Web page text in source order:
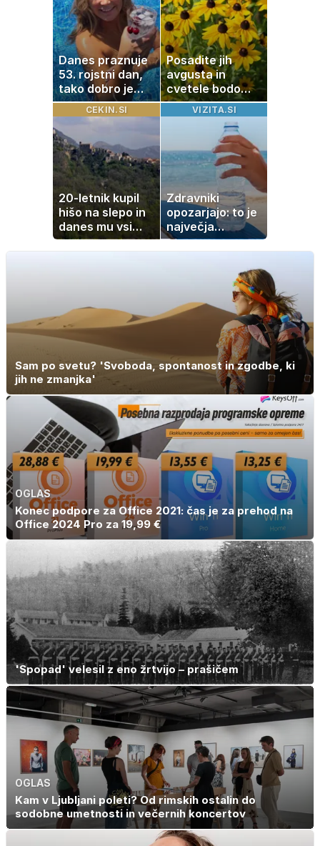
Danes praznuje
53. rojstni dan,
tako dobro je
videti znana
Slovenka
Posadite jih
avgusta in
cvetele bodo
vse do zime
CEKIN.SI
20-letnik kupil
hišo na slepo in
danes mu vsi
zavidajo
VIZITA.SI
Zdravniki
opozarjajo: to je
največja
napaka, ki jo
ljudje delajo med
Sam po svetu? 'Svoboda, spontanost in zgodbe, ki
jih ne zmanjka'
OGLAS
Konec podpore za Office 2021: čas je za prehod na
Office 2024 Pro za 19,99 €
'Spopad' velesil z eno žrtvijo – prašičem
OGLAS
Kam v Ljubljani poleti? Od rimskih ostalin do
sodobne umetnosti in večernih koncertov